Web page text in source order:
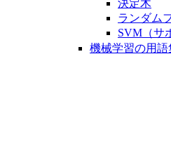
決定木
ランダム
SVM（サ
機械学習の用語